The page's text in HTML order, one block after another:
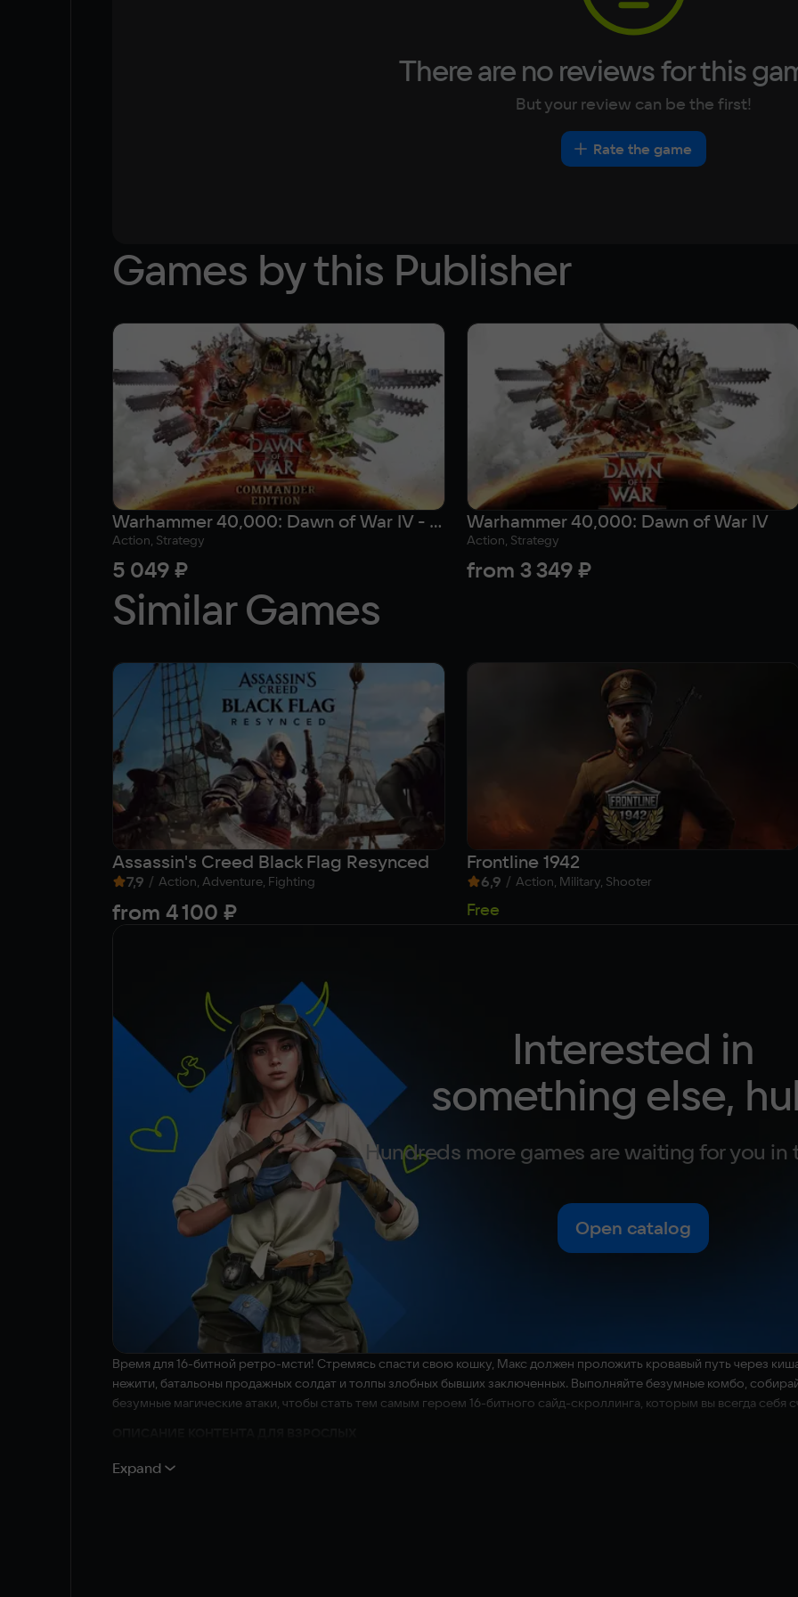
There are no reviews for this
But your review can be the first!
Rate the game
Games by this Publisher
Warhammer 40,000: Dawn of War IV - Commander Edition
Action, Strategy
5 049 ₽
Warhammer 40,000: Dawn of War IV
Action, Strategy
from 3 349 ₽
Similar Games
Assassin's Creed Black Flag Resynced
7,9 / Action, Adventure, Fighting
from 4 100 ₽
Frontline 1942
6,9 / Action, Military, Shooter
Free
Interested in
something else,
Hundreds more games are waiting for you in
Open catalog
Время для 16-битной ретро-мсти! Стремясь спасти свою кошку, Макс должен проложить кровавый путь через
нежити, батальоны продажных солдат и толпы злобных бывших заключенных. Выполняйте безумные комбо,
безумные магические атаки, чтобы стать тем самым героем 16-битного сайд-скроллинга, которым вы всегда себя
Разработчики описывают контент так:
Expand